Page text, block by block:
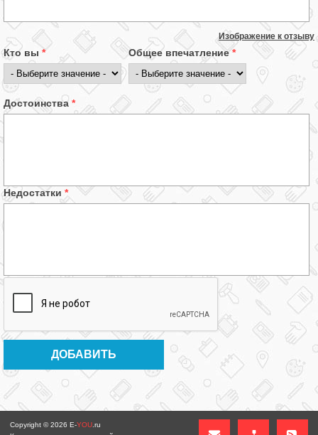
Изображение к отзыву
Кто вы * Общее впечатление*
Достоинства *
Недостатки *
Copyright © 2026 E-YOU .ru